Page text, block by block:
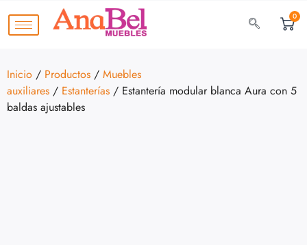
0
Inicio / Productos / Muebles
auxiliares / Estanterías / Estantería modular blanca Aura con 5
baldas ajustables